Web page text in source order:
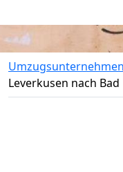
Leverkusen nach